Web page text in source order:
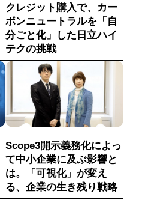
クレジット購入で、カー
ボンニュートラルを「自
分ごと化」した日立ハイ
テクの挑戦
Scope3開示義務化によっ
て中小企業に及ぶ影響と
は。「可視化」が変え
る、企業の生き残り戦略